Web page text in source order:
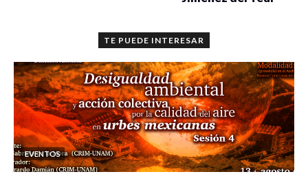
TE PUEDE INTERESAR
EVENTOS